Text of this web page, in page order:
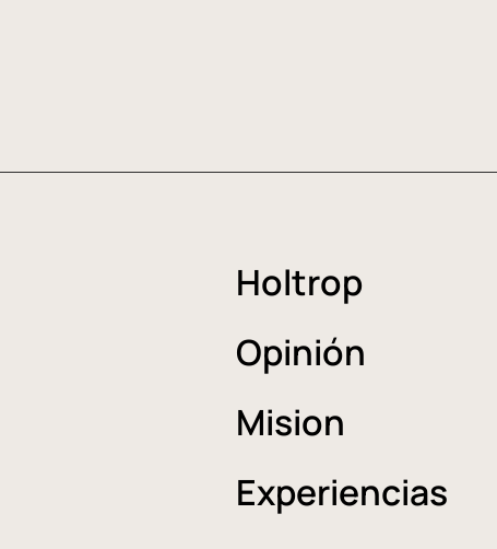
Holtrop
Opinión
Mision
Experiencias